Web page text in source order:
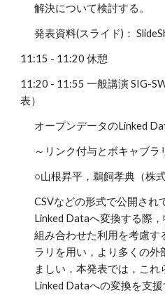
解決について検討する。
発表資料(スライド)：
11:15 - 11:20 休憩
11:20 - 11:55 一般講演 SIG-
表）
オープンデータのLinked
～リンク付与とボキャブラ
○山根昇平，鵜飼孝典（株
CSVなどの形式で公開され
Linked Dataへ変換する際
組み合わせた利用を考慮
ラリを用い，より多くの外
ましい．本発表では，これ
Linked Dataへの変換を支